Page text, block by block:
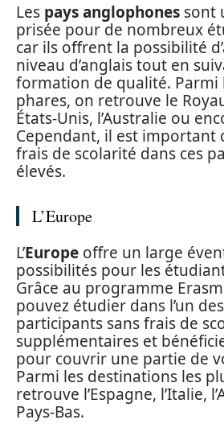
Les pays anglophones sont
prisée pour de nombreux
car ils offrent la possibilité
niveau d’anglais tout en
formation de qualité. Parmi
phares, on retrouve le
États-Unis, l’Australie ou
Cependant, il est important
frais de scolarité dans ces
élevés.
L’Europe
L’Europe offre un large
possibilités pour les
Grâce au programme
pouvez étudier dans l’un
participants sans frais de
supplémentaires et
pour couvrir une partie de
Parmi les destinations les
retrouve l’Espagne, l’Italie,
Pays-Bas.